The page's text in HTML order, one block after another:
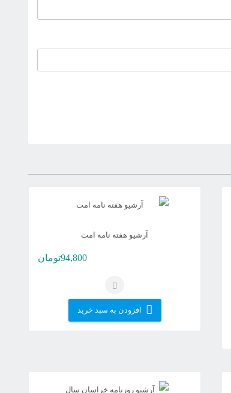
آرشیو هفته نامه امت
94,800تومان
افزودن به سبد خرید